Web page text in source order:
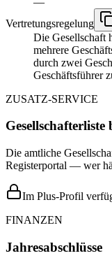
Vertretungsregelung
Die Gesellschaft
mehrere
durch zwei
Geschäftsführer
ZUSATZ-SERVICE
Gesellschafterliste
Die amtliche
Registerportal — wer
Im Plus-Profil
FINANZEN
Jahresabschlüsse